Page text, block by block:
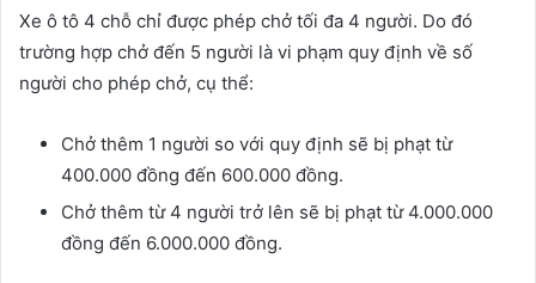
Xe ô tô 4 chỗ chỉ được phép chở tối đa 4 người. Do đó
trường hợp chở đến 5 người là vi phạm quy định về số
người cho phép chở, cụ thể:
Chở thêm 1 người so với quy định sẽ bị phạt từ
400.000 đồng đến 600.000 đồng.
Chở thêm từ 4 người trở lên sẽ bị phạt từ 4.000.000
đồng đến 6.000.000 đồng.